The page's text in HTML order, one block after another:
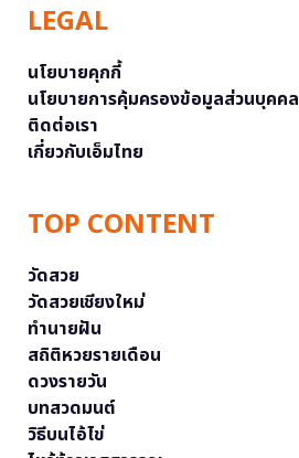
LEGAL
นโยบายคุกกี้
นโยบายการคุ้มครองข้อมูลส่วนบุคคล
ติดต่อเรา
เกี่ยวกับเอ็มไทย
TOP CONTENT
วัดสวย
วัดสวยเชียงใหม่
ทำนายฝัน
สถิติหวยรายเดือน
ดวงรายวัน
บทสวดมนต์
วิธีบนไอ้ไข่